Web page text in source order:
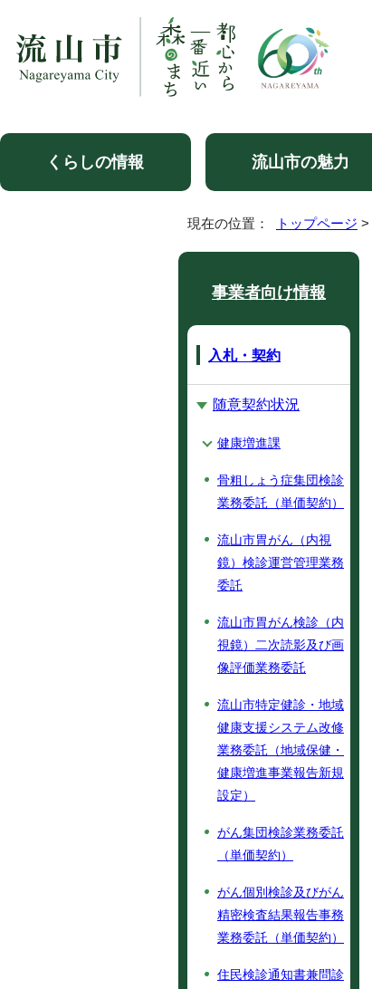
くらしの情報 流山市の魅力
現在の位置： トップページ >
事業者向け情報
入札・契約
随意契約状況
健康増進課
骨粗しょう症集団検診
業務委託（単価契約）
流山市胃がん（内視
鏡）検診運営管理業務
委託
流山市胃がん検診（内
視鏡）二次読影及び画
像評価業務委託
流山市特定健診・地域
健康支援システム改修
業務委託（地域保健・
健康増進事業報告新規
設定）
がん集団検診業務委託
（単価契約）
がん個別検診及びがん
精密検査結果報告事務
業務委託（単価契約）
住民検診通知書兼問診